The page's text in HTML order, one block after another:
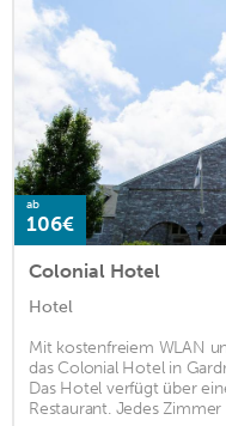
ab
106€
Colonial Hotel
Hotel
Mit kostenfreiem WLAN
das Colonial Hotel in
Das Hotel verfügt über
Restaurant. Jedes Zimmer